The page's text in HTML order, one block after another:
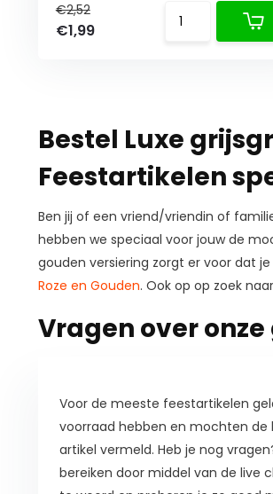
€2,52
€1,99
Bestel Luxe
Feestartikelen
Ben jij of een vriend/vriendin of
hebben we speciaal voor jouw de
gouden versiering zorgt er voor dat
Roze en Gouden. Ook op op zoek
Vragen over
Voor de meeste feestartikelen
voorraad hebben en mochten
artikel vermeld. Heb je nog
bereiken door middel van de live